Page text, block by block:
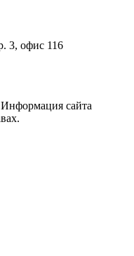
3, офис 116
сайта